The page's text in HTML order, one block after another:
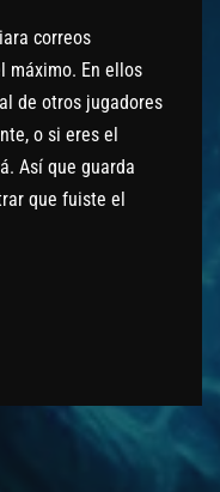
correos
máximo. En ellos
de otros jugadores
o si eres el
Así que guarda
que fuiste el